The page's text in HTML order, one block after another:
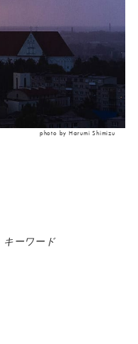
photo by Harumi Shimizu
キーワード